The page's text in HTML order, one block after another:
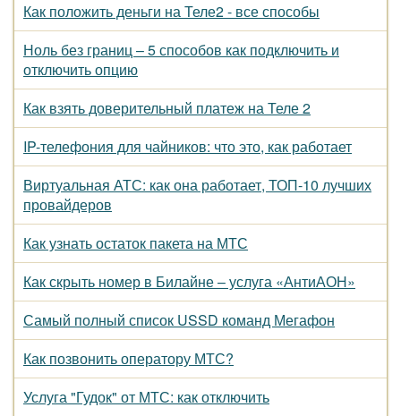
Как положить деньги на Теле2 - все способы
Ноль без границ – 5 способов как подключить и
отключить опцию
Как взять доверительный платеж на Теле 2
IP-телефония для чайников: что это, как работает
Виртуальная АТС: как она работает, ТОП-10 лучших
провайдеров
Как узнать остаток пакета на МТС
Как скрыть номер в Билайне – услуга «АнтиАОН»
Самый полный список USSD команд Мегафон
Как позвонить оператору МТС?
Услуга "Гудок" от МТС: как отключить